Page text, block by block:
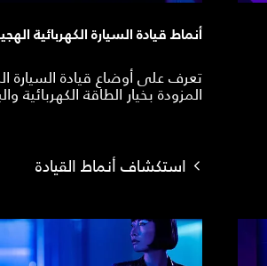
أنماط قيادة السيارة الكهربائية
تعرف على أوضاع قيادة السيارة
المزودة بخيار الطاقة الكهربائية
استكشاف أنماط القيادة